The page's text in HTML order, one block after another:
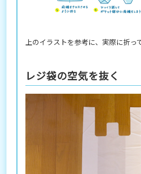
上のイラストを参考に、実際に折っ
レジ袋の空気を抜く